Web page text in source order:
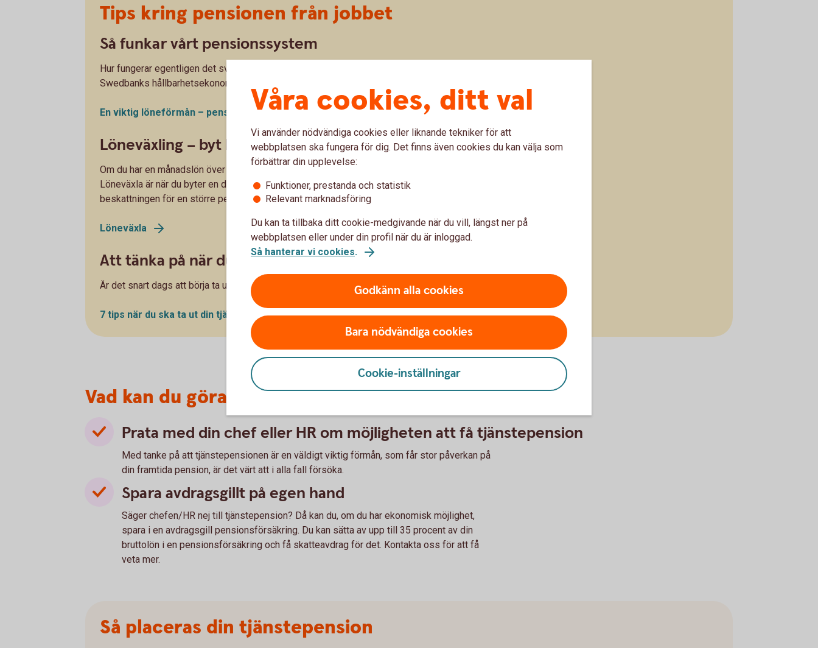
Tips kring pensionen från jobbet
Så funkar vårt pensionssystem
Hur fungerar egentligen det svenska pensionssystemet och tjänstepensionen?
Swedbanks hållbarhetsekonom Madelén Falkenhäll förklarar närmare.
En viktig löneförmån – pension från jobbet
Löneväxling – byt lön mot extra tjänstepension
Om du har en månadslön över 56 100 (år 2026) så kan löneväxling vara något för dig.
Löneväxla är när du byter en del av din lön mot sparande i tjänstepension och skjuter upp
beskattningen för en större pension.
Löneväxla
Att tänka på när du ska ta ut din pension
Är det snart dags att börja ta ut tjänstepension? Ta del av våra tips!
7 tips när du ska ta ut din tjänstepension
Vad kan du göra om du inte har tjänstepension?
Prata med din chef eller HR om möjligheten att få tjänstepension
Med tanke på att tjänstepensionen är en väldigt viktig förmån, som får stor påverkan på
din framtida pension, är det värt att i alla fall försöka.
Spara avdragsgillt på egen hand
Säger chefen/HR nej till tjänstepension? Då kan du, om du har ekonomisk möjlighet,
spara i en avdragsgill pensionsförsäkring. Du kan sätta av upp till 35 procent av din
bruttolön i en pensionsförsäkring och få skatteavdrag för det. Kontakta oss för att få
veta mer.
Så placeras din tjänstepension
Våra cookies, ditt val
Vi använder nödvändiga cookies eller liknande tekniker för att
webbplatsen ska fungera för dig. Det finns även cookies du kan välja som
förbättrar din upplevelse:
Funktioner, prestanda och statistik
Relevant marknadsföring
Du kan ta tillbaka ditt cookie-medgivande när du vill, längst ner på
webbplatsen eller under din profil när du är inloggad.
Så hanterar vi cookies.
Godkänn alla cookies
Bara nödvändiga cookies
Cookie-inställningar